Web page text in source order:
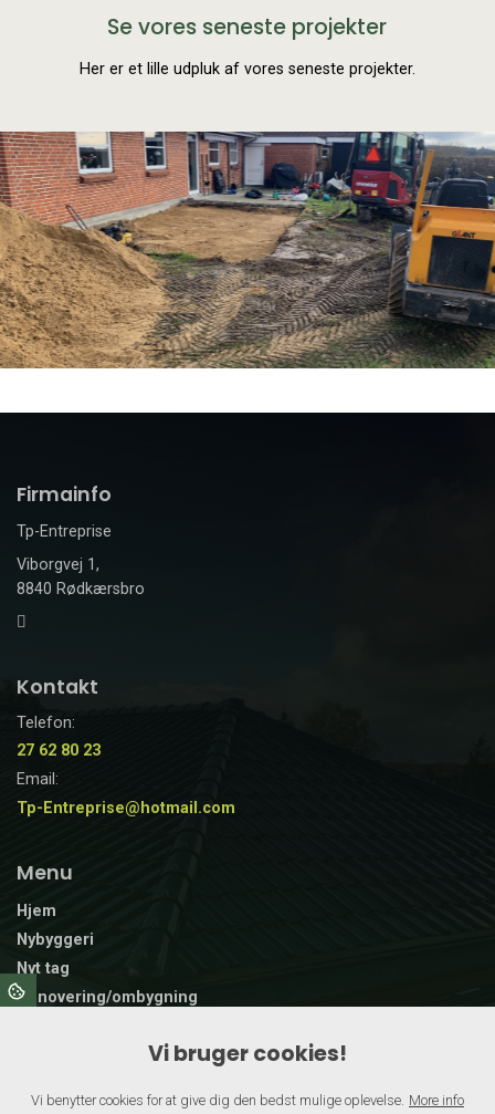
Se vores seneste projekter
Her er et lille udpluk af vores seneste projekter.
Firmainfo
Tp-Entreprise
Viborgvej 1,
8840 Rødkærsbro
Kontakt
Telefon:
27 62 80 23
Email:
Tp-Entreprise@hotmail.com
Menu
Hjem
Nybyggeri
Nyt tag
Renovering/ombygning
Vi bruger cookies!
Vi benytter cookies for at give dig den bedst mulige oplevelse. More info